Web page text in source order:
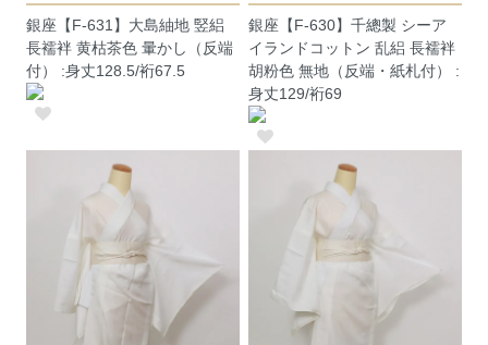
銀座【F-631】大島紬地 竪絽
長襦袢 黄枯茶色 暈かし（反端
付） :身丈128.5/裄67.5
銀座【F-630】千總製 シーア
イランドコットン 乱絽 長襦袢
胡粉色 無地（反端・紙札付） :
身丈129/裄69